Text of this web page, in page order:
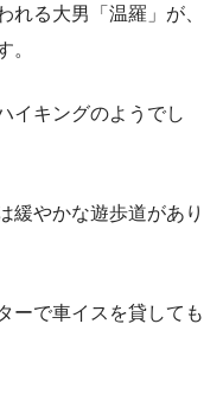
れる大男「温羅」が、
。
イキングのようでし
緩やかな遊歩道があり
ーで車イスを貸しても